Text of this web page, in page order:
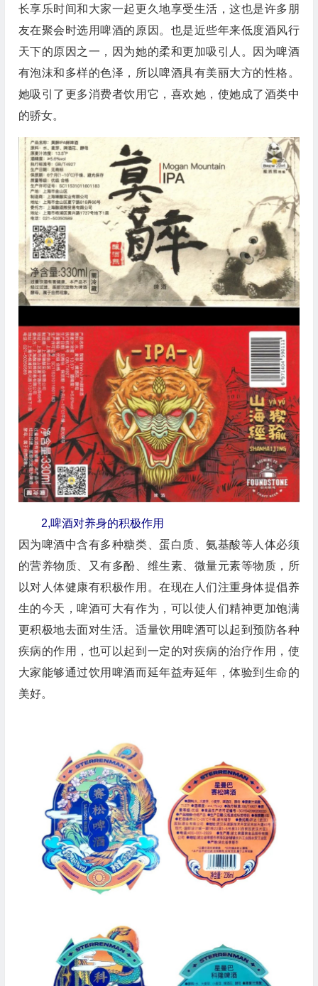
长享乐时间和大家一起更久地享受生活，这也是许多朋
友在聚会时选用啤酒的原因。也是近些年来低度酒风行
天下的原因之一，因为她的柔和更加吸引人。因为啤酒
有泡沫和多样的色泽，所以啤酒具有美丽大方的性格。
她吸引了更多消费者饮用它，喜欢她，使她成了酒类中
的骄女。
2,啤酒对养身的积极作用
因为啤酒中含有多种糖类、蛋白质、氨基酸等人体必须
的营养物质、又有多酚、维生素、微量元素等物质，所
以对人体健康有积极作用。在现在人们注重身体提倡养
生的今天，啤酒可大有作为，可以使人们精神更加饱满
更积极地去面对生活。适量饮用啤酒可以起到预防各种
疾病的作用，也可以起到一定的对疾病的治疗作用，使
大家能够通过饮用啤酒而延年益寿延年，体验到生命的
美好。